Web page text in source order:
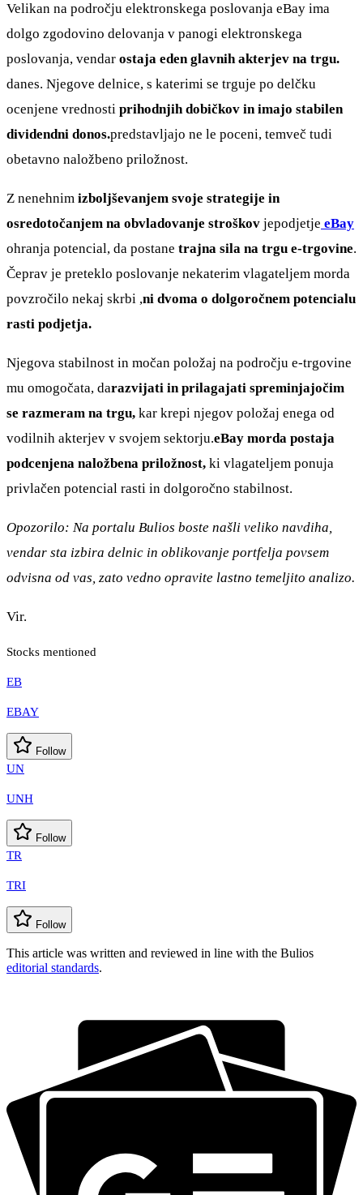
Velikan na področju elektronskega poslovanja eBay ima
dolgo zgodovino delovanja v panogi elektronskega
poslovanja, vendar ostaja eden glavnih akterjev na trgu.
danes. Njegove delnice, s katerimi se trguje po delčku
ocenjene vrednosti prihodnjih dobičkov in imajo stabilen
dividendni donos.predstavljajo ne le poceni, temveč tudi
obetavno naložbeno priložnost.
Z nenehnim izboljševanjem svoje strategije in
osredotočanjem na obvladovanje stroškov jepodjetje eBay
ohranja potencial, da postane trajna sila na trgu e-trgovine.
Čeprav je preteklo poslovanje nekaterim vlagateljem morda
povzročilo nekaj skrbi ,ni dvoma o dolgoročnem potencialu
rasti podjetja.
Njegova stabilnost in močan položaj na področju e-trgovine
mu omogočata, darazvijati in prilagajati spreminjajočim
se razmeram na trgu, kar krepi njegov položaj enega od
vodilnih akterjev v svojem sektorju.eBay morda postaja
podcenjena naložbena priložnost, ki vlagateljem ponuja
privlačen potencial rasti in dolgoročno stabilnost.
Opozorilo: Na portalu Bulios boste našli veliko navdiha,
vendar sta izbira delnic in oblikovanje portfelja povsem
odvisna od vas, zato vedno opravite lastno temeljito analizo.
Vir.
Stocks mentioned
EB
EBAY
Follow
UN
UNH
Follow
TR
TRI
Follow
This article was written and reviewed in line with the Bulios
editorial standards.